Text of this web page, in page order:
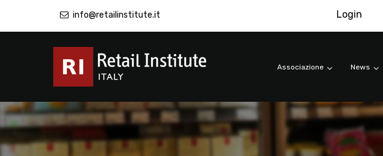
info@retailinstitute.it Login
Associazione News